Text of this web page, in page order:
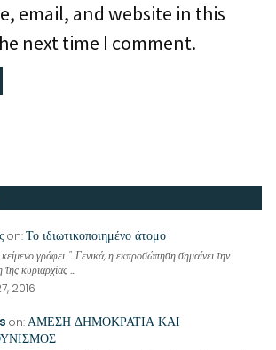
email, and website in this
next time I comment.
on:Το ιδιωτικοποιημένο άτομο
γράφει "...Γενικά, η εκπροσώπηση σημαίνει την
κυριαρχίας ...
2016
on:ΑΜΕΣΗ ΔΗΜΟΚΡΑΤΙΑ ΚΑΙ